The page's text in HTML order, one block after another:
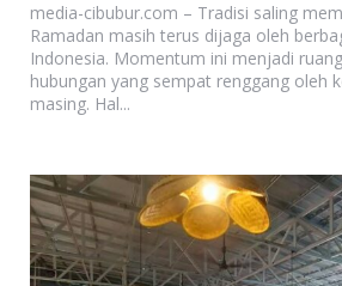
media-cibubur.com – Tradisi saling
Ramadan masih terus dijaga oleh
Indonesia. Momentum ini menjadi
hubungan yang sempat renggang oleh
masing. Hal...